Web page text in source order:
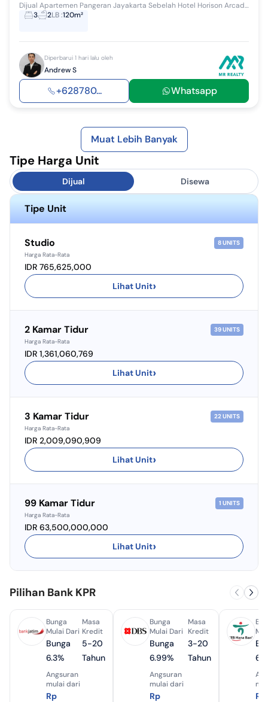
Dijual Apartemen Pangeran Jayakarta Sebelah Hotel Horison Arcadia Lantai Sedang - Luas 120m 3+1 Kamar Tidur - 2+1 Kamar Mandi
3
2LB:120m²
Diperbarui 1 hari lalu oleh
Andrew S
+628780... Whatsapp
Muat Lebih Banyak
Tipe Harga Unit
Dijual Disewa
Tipe Unit
Studio 8UNITS
Harga Rata-Rata
IDR 765,625,000
Lihat Unit›
2 Kamar Tidur 39UNITS
Harga Rata-Rata
IDR 1,361,060,769
Lihat Unit›
3 Kamar Tidur 22UNITS
Harga Rata-Rata
IDR 2,009,090,909
Lihat Unit›
99 Kamar Tidur 1 UNITS
Harga Rata-Rata
IDR 63,500,000,000
Lihat Unit›
Pilihan Bank KPR
Bunga
Mulai Dari
Bunga
6.3%
Angsuran
mulai dari
Rp
Masa
Kredit
5-20
Tahun
Bunga
Mulai Dari
Bunga
6.99%
Angsuran
mulai dari
Rp
Masa
Kredit
3-20
Tahun
Rp